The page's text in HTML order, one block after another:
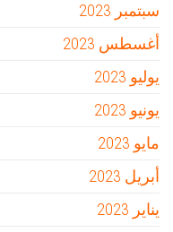
سبتمبر 2023
أغسطس 2023
يوليو 2023
يونيو 2023
مايو 2023
أبريل 2023
يناير 2023